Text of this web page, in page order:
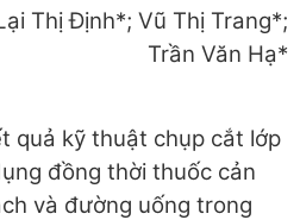
Thị Định*; Vũ Thị Trang*;
Trần Văn Hạ*
quả kỹ thuật chụp cắt lớp
đồng thời thuốc cản
và đường uống trong